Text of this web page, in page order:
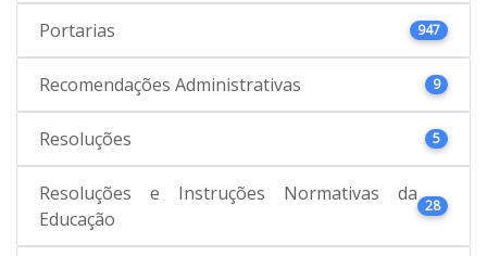
Portarias 947
Recomendações Administrativas 9
Resoluções 5
Resoluções e Instruções Normativas da
Educação
28